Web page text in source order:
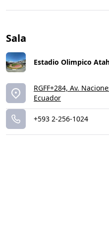
Sala
Estadio Olimpico
RGFF+284, Av.
Ecuador
+593 2-256-1024